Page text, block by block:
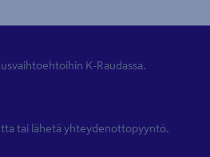
K-Raudassa.
tai lähetä yhteydenottopyyntö.